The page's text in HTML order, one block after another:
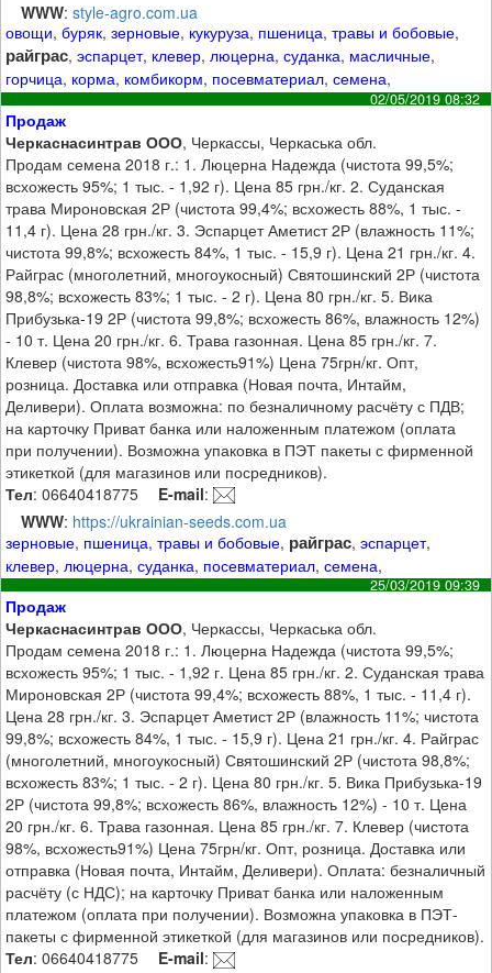
WWW:style-agro.com.ua
овощи,буряк,зерновые, кукуруза, пшеница,травы и бобовые,
райграс,эспарцет, клевер,люцерна,суданка, масличные,
горчица, корма, комбикорм, посевматериал,семена,
02/05/2019 08:32
Продаж
Черкаснасинтрав ООО, Черкассы, Черкаська обл.
Продам семена 2018 г.: 1. Люцерна Надежда (чистота 99,5%;
всхожесть 95%; 1 тыс. - 1,92 г). Цена 85 грн./кг. 2. Суданская
трава Мироновская 2Р (чистота 99,4%; всхожесть 88%, 1 тыс. -
11,4 г). Цена 28 грн./кг. 3. Эспарцет Аметист 2Р (влажность 11%;
чистота 99,8%; всхожесть 84%, 1 тыс. - 15,9 г). Цена 21 грн./кг. 4.
Райграс (многолетний, многоукосный) Святошинский 2Р (чистота
98,8%; всхожесть 83%; 1 тыс. - 2 г). Цена 80 грн./кг. 5. Вика
Прибузька-19 2Р (чистота 99,8%; всхожесть 86%, влажность 12%)
- 10 т. Цена 20 грн./кг. 6. Трава газонная. Цена 85 грн./кг. 7.
Клевер (чистота 98%, всхожесть91%) Цена 75грн/кг. Опт,
розница. Доставка или отправка (Новая почта, Интайм,
Деливери). Оплата возможна: по безналичному расчёту с ПДВ;
на карточку Приват банка или наложенным платежом (оплата
при получении). Возможна упаковка в ПЭТ пакеты с фирменной
этикеткой (для магазинов или посредников).
Тел: 06640418775 E-mail:
WWW: https://ukrainian-seeds.com.ua
зерновые, пшеница,травы и бобовые, райграс,эспарцет,
клевер, люцерна,суданка, посевматериал,семена,
25/03/2019 09:39
Продаж
Черкаснасинтрав ООО, Черкассы, Черкаська обл.
Продам семена 2018 г.: 1. Люцерна Надежда (чистота 99,5%;
всхожесть 95%; 1 тыс. - 1,92 г. Цена 85 грн./кг. 2. Суданская трава
Мироновская 2Р (чистота 99,4%; всхожесть 88%, 1 тыс. - 11,4 г).
Цена 28 грн./кг. 3. Эспарцет Аметист 2Р (влажность 11%; чистота
99,8%; всхожесть 84%, 1 тыс. - 15,9 г). Цена 21 грн./кг. 4. Райграс
(многолетний, многоукосный) Святошинский 2Р (чистота 98,8%;
всхожесть 83%; 1 тыс. - 2 г). Цена 80 грн./кг. 5. Вика Прибузька-19
2Р (чистота 99,8%; всхожесть 86%, влажность 12%) - 10 т. Цена
20 грн./кг. 6. Трава газонная. Цена 85 грн./кг. 7. Клевер (чистота
98%, всхожесть91%) Цена 75грн/кг. Опт, розница. Доставка или
отправка (Новая почта, Интайм, Деливери). Оплата: безналичный
расчёту (с НДС); на карточку Приват банка или наложенным
платежом (оплата при получении). Возможна упаковка в ПЭТ-
пакеты с фирменной этикеткой (для магазинов или посредников).
Тел: 06640418775 E-mail: